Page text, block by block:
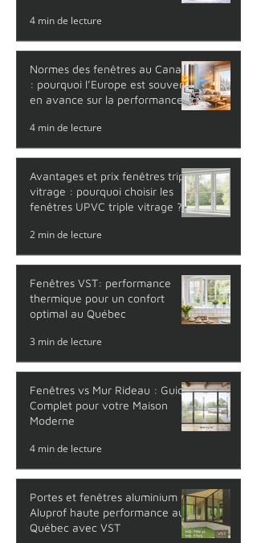
4 min de lecture
Normes des fenêtres au Canada
: pourquoi l’Europe est souvent
en avance sur la performance
4 min de lecture
Avantages et prix fenêtres triple
vitrage : pourquoi choisir les
fenêtres UPVC triple vitrage ?
2 min de lecture
Fenêtres VST: performance
thermique pour un confort
optimal au Québec
3 min de lecture
Fenêtres vs Mur Rideau : Guide
Complet pour votre Maison
Moderne
4 min de lecture
Portes et fenêtres aluminium
Aluprof haute performance au
Québec avec VST